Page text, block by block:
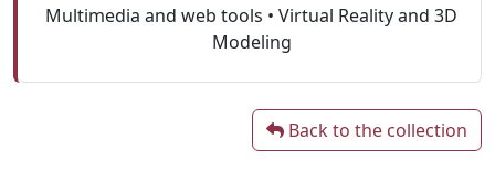
Multimedia and web tools • Virtual Reality and 3D
Modeling
Back to the collection